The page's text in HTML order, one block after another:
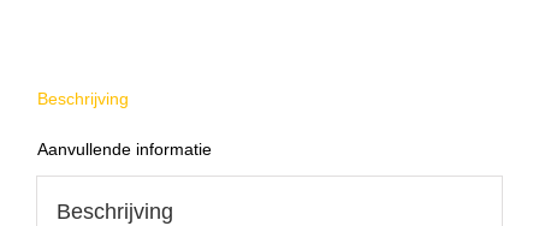
Beschrijving
Aanvullende informatie
Beschrijving